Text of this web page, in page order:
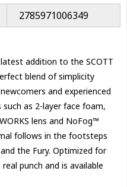
2785971006349
addition to the SCOTT
blend of simplicity
and experienced
as 2-layer face foam,
lens and NoFog™
follows in the footsteps
the Fury. Optimized for
punch and is available